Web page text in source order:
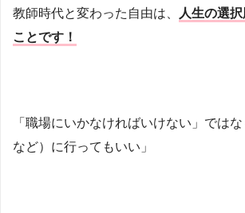
教師時代と変わった自由は、
人生の選
ことです！
「職場にいかなければいけない」では
など）に行ってもいい」